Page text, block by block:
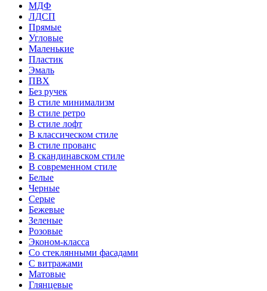
МДФ
ЛДСП
Прямые
Угловые
Маленькие
Пластик
Эмаль
ПВХ
Без ручек
В стиле минимализм
В стиле ретро
В стиле лофт
В классическом стиле
В стиле прованс
В скандинавском стиле
В современном стиле
Белые
Черные
Серые
Бежевые
Зеленые
Розовые
Эконом-класса
Со стеклянными фасадами
С витражами
Матовые
Глянцевые